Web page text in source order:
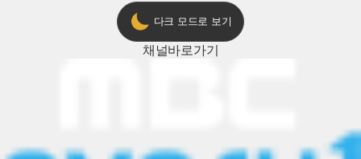
다크 모드로 보기
채널바로가기